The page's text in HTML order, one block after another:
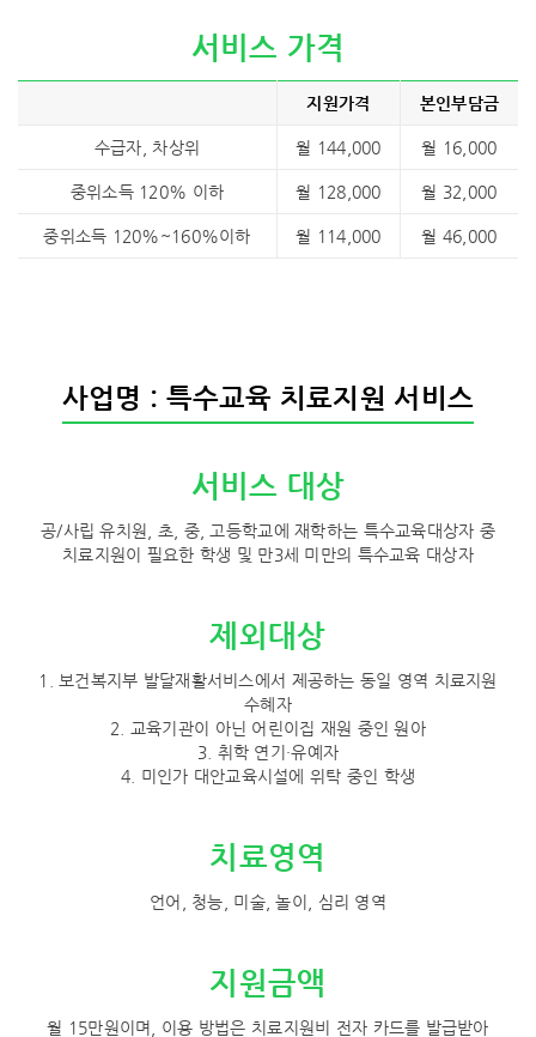
서비스 가격
지원가격 본인부담금
수급자, 차상위 월 144,000 월 16,000
중위소득 120% 이하 월 128,000 월 32,000
중위소득 120%~160%이하 월 114,000 월 46,000
사업명 : 특수교육 치료지원 서비스
서비스 대상
공/사립 유치원, 초, 중, 고등학교에 재학하는 특수교육대상자 중
치료지원이 필요한 학생 및 만3세 미만의 특수교육 대상자
제외대상
1. 보건복지부 발달재활서비스에서 제공하는 동일 영역 치료지원
수혜자
2. 교육기관이 아닌 어린이집 재원 중인 원아
3. 취학 연기·유예자
4. 미인가 대안교육시설에 위탁 중인 학생
치료영역
언어, 청능, 미술, 놀이, 심리 영역
지원금액
월 15만원이며, 이용 방법은 치료지원비 전자 카드를 발급받아